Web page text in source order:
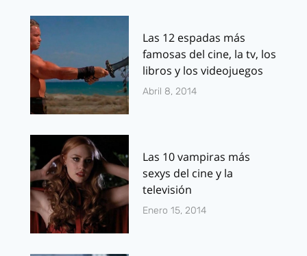
Las 12 espadas más
famosas del cine, la tv, los
libros y los videojuegos
Abril 8, 2014
Las 10 vampiras más
sexys del cine y la
televisión
Enero 15, 2014